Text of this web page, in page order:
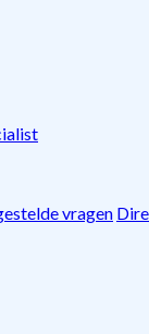
vragen